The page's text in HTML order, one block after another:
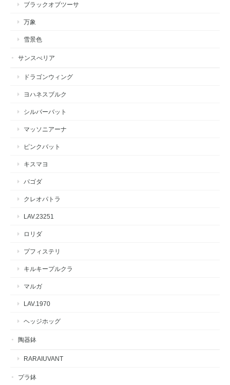
ブラックオブツーサ
万象
雪景色
サンスべリア
ドラゴンウィング
ヨハネスブルク
シルバーバット
マッソニアーナ
ピンクバット
キスマヨ
パゴダ
クレオパトラ
LAV.23251
ロリダ
プフィステリ
キルキープルクラ
マルガ
LAV.1970
ヘッジホッグ
陶器鉢
RARAIUVANT
プラ鉢